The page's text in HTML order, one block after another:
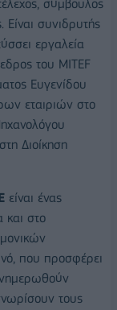
σύμβουλος
Είναι συνιδρυτής
εργαλεία
του MITEF
Ευγενίδου
εταιριών στο
Διοίκηση
είναι ένας
και στο
που προσφέρει
τους